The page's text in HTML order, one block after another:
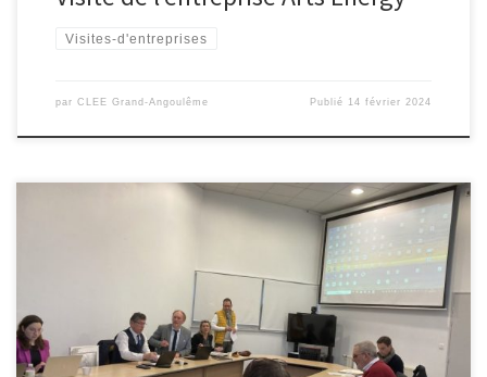
Visites-d'entreprises
par CLEE Grand-Angoulême Publié 14 février 2024
C’est au lycée de l’atlantique et sous le pilotage de Mmes Miara et
Marchegay que nous nous sommes réunis afin de parler plus
particulièrement du forum des métiers qui aura lieu le 15 février
2024 (+ de 600 élèves attendus…) mais aussi des principales
activités prévues dans le cadre du […]